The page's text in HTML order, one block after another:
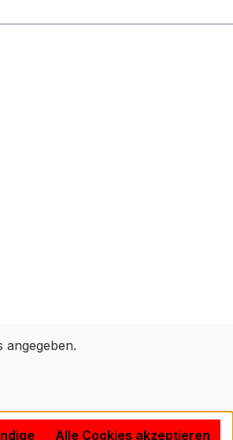
angegeben.
Alle Cookies akzeptieren